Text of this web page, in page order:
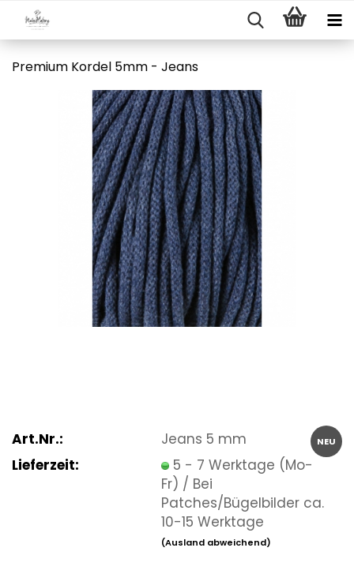
Premium Kordel 5mm - Jeans
NEU
Art.Nr.:
Jeans 5 mm
Lieferzeit:
5 - 7 Werktage (Mo-
Fr) / Bei
Patches/Bügelbilder ca.
10-15 Werktage
(Ausland abweichend)